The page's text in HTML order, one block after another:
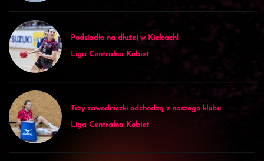
Podsiadło na dłużej w Kielcach!
Liga Centralna Kobiet
Trzy zawodniczki odchodzą z naszego klubu
Liga Centralna Kobiet